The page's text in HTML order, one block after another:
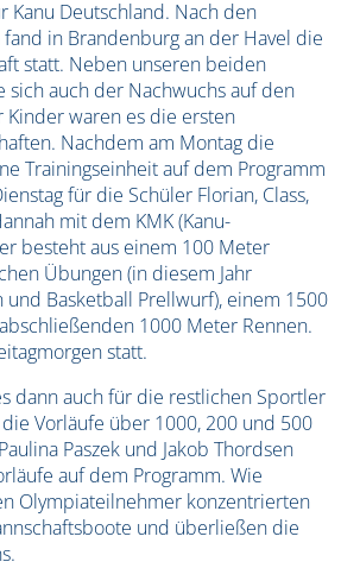
Kanu Deutschland. Nach den
in Brandenburg an der Havel die
statt. Neben unseren beiden
sich auch der Nachwuchs auf den
Kinder waren es die ersten
Nachdem am Montag die
Trainingseinheit auf dem Programm
für die Schüler Florian, Class,
mit dem KMK (Kanu-
besteht aus einem 100 Meter
Übungen (in diesem Jahr
Basketball Prellwurf), einem 1500
1000 Meter Rennen.
statt.
dann auch für die restlichen Sportler
Vorläufe über 1000, 200 und 500
Paszek und Jakob Thordsen
auf dem Programm. Wie
Olympiateilnehmer konzentrierten
und überließen die